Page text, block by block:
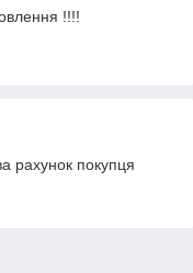
!!!!
рахунок покупця